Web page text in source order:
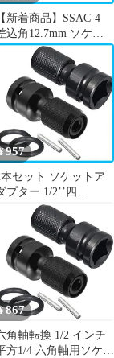
【新着商品】SSAC-4
込角12.7mm ソケッ
アンビルチャック イ
ンパクトレンチ用 SK11
エスケー11
957
本セット ソケットア
プター 1/2’’四
角-1/4’’六角軸ソケット
アダプター シャンクア
ダプター 2ピース 6.35
ｍｍ六角 12.7ｍｍ四角
ソケットアダプター 差
込角変換アダプター チ
ックアダプター イン
パクトレンチ用六角軸
アダプター 六角軸用ソ
867
角軸転換 1/2 インチ
方1/4 六角軸用ソケッ